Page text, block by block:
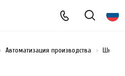
Автоматизация производства Шкафы